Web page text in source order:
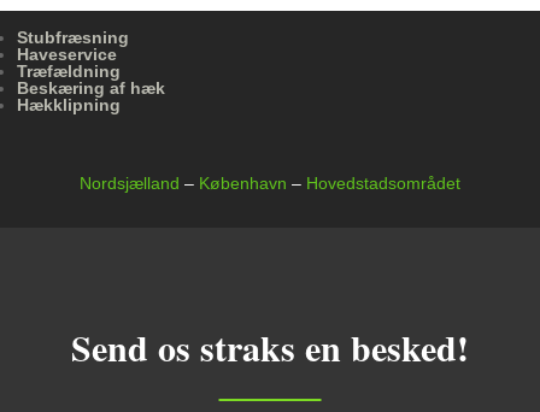
Stubfræsning
Haveservice
Træfældning
Beskæring af hæk
Hækklipning
Nordsjælland – København – Hovedstadsområdet
Send os straks en besked!